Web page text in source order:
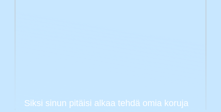
Siksi sinun pitäisi alkaa tehdä omia koruja